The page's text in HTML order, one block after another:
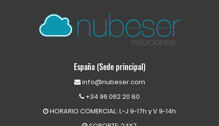
España (Sede principal)
info@nubeser.com
+34 96 062 20 80
HORARIO COMERCIAL: L-J 9-17h y V 9-14h